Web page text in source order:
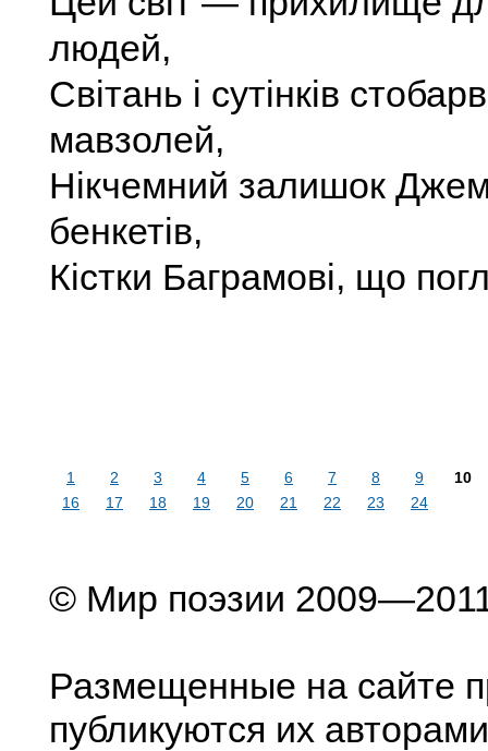
людей,
Світань і сутінків
мавзолей,
Нікчемний залишок
бенкетів,
Кістки Баграмові, що
1 2 3 4 5 6 7 8 9
10
16
17 18 19 20 21 22 23 24
© Мир поэзии
Размещенные на сайте
публикуются их